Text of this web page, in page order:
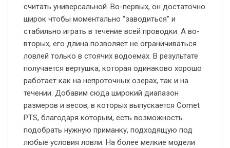
считать универсальной. Во-первых, он достаточно
широк чтобы моментально “заводиться” и
стабильно играть в течение всей проводки. А во-
вторых, его длина позволяет не ограничиваться
ловлей только в стоячих водоемах. В результате
получается вертушка, которая одинаково хорошо
работает как на непроточных озерах, так и на
течении. Добавим сюда широкий диапазон
размеров и весов, в которых выпускается Comet
PTS, благодаря которым, есть возможность
подобрать нужную приманку, подходящую под
любые условия ловли. На более мелкие модели